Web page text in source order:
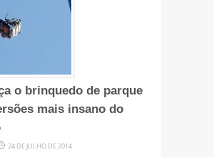
o brinquedo de parque
mais insano do
24 DE JULHO DE 2014